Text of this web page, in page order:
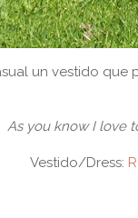
un vestido que
As you know I love
Vestido/Dress: